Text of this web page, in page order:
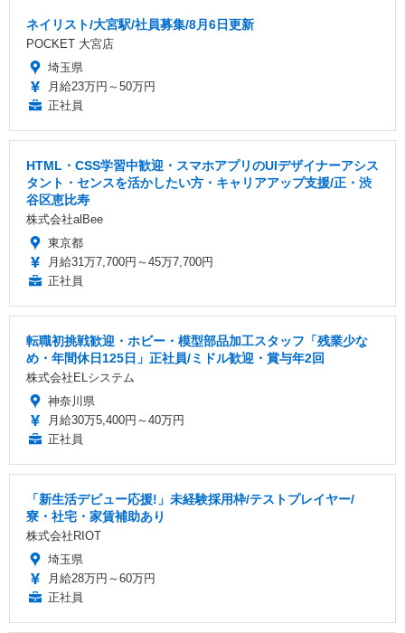
ネイリスト/大宮駅/社員募集/8月6日更新
POCKET 大宮店
埼玉県
月給23万円～50万円
正社員
HTML・CSS学習中歓迎・スマホアプリのUIデザイナーアシス
タント・センスを活かしたい方・キャリアアップ支援/正・渋
谷区恵比寿
株式会社alBee
東京都
月給31万7,700円～45万7,700円
正社員
転職初挑戦歓迎・ホビー・模型部品加工スタッフ「残業少な
め・年間休日125日」正社員/ミドル歓迎・賞与年2回
株式会社ELシステム
神奈川県
月給30万5,400円～40万円
正社員
「新生活デビュー応援!」未経験採用枠/テストプレイヤー/
寮・社宅・家賃補助あり
株式会社RIOT
埼玉県
月給28万円～60万円
正社員